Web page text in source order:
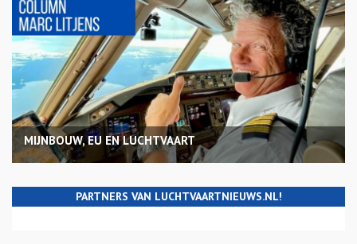
MIJNBOUW, EU EN LUCHTVAART
PARTNERS VAN LUCHTVAARTNIEUWS.NL!